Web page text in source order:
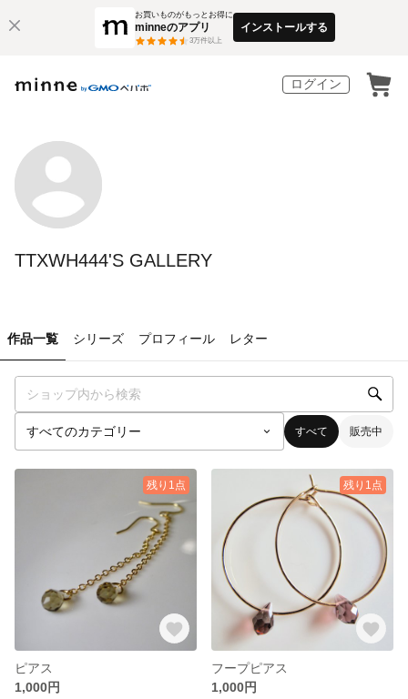
お買いものがもっとお得に
minneのアプリ
3万件以上
インストールする
ログイン
TTXWH444'S GALLERY
作品一覧 シリーズ プロフィール レター
すべて 販売中
残り1点
ピアス
1,000円
残り1点
フープピアス
1,000円